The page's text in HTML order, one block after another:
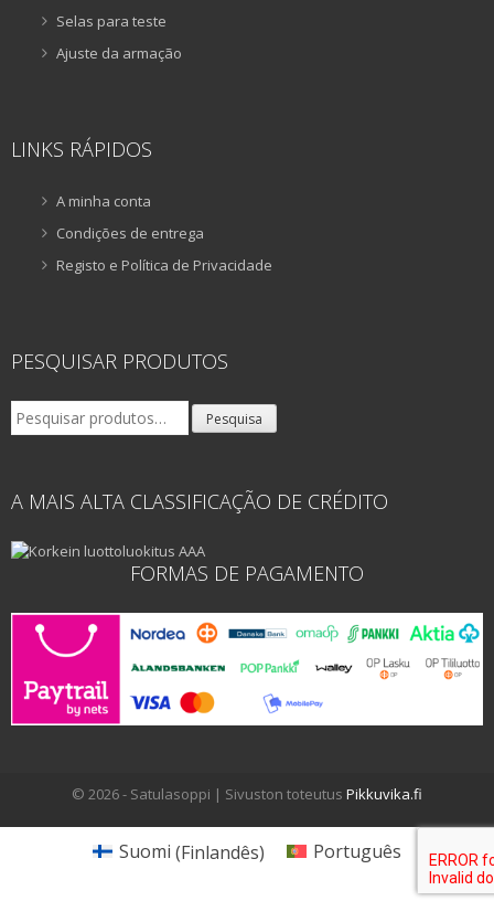
Selas para teste
Ajuste da armação
LINKS RÁPIDOS
A minha conta
Condições de entrega
Registo e Política de Privacidade
PESQUISAR PRODUTOS
Pesquisar
por:
Pesquisa
A MAIS ALTA CLASSIFICAÇÃO DE CRÉDITO
FORMAS DE PAGAMENTO
© 2026 - Satulasoppi | Sivuston toteutus Pikkuvika.fi
Suomi (Finlandês) Português